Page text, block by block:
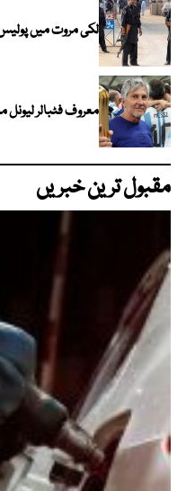
لکی مروت میں پولیس
معروف فٹبالر
مقبول ترین خبریں